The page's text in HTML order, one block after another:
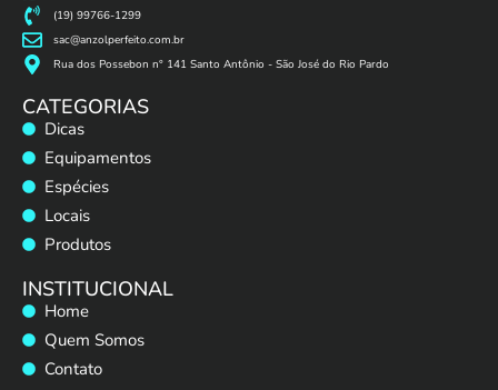
(19) 99766-1299
sac@anzolperfeito.com.br
Rua dos Possebon n° 141 Santo Antônio - São José do Rio Pardo
CATEGORIAS
Dicas
Equipamentos
Espécies
Locais
Produtos
INSTITUCIONAL
Home
Quem Somos
Contato